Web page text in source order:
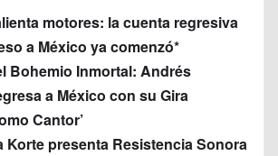
motores: la cuenta regresiva
a México ya comenzó*
Bohemio Inmortal: Andrés
a México con su Gira
Cantor’
Korte presenta Resistencia Sonora